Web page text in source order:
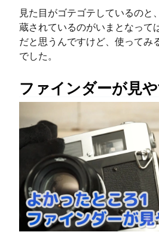
見た目がゴテゴテしているのと
蔵されているのがいまとなって
だと思うんですけど、使ってみ
でした。
ファインダーが見